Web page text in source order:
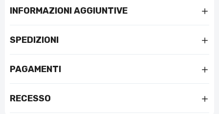
INFORMAZIONI AGGIUNTIVE
SPEDIZIONI
PAGAMENTI
RECESSO